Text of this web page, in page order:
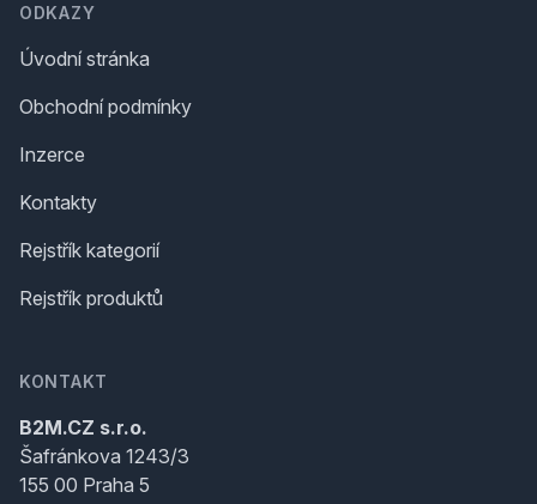
ODKAZY
Úvodní stránka
Obchodní podmínky
Inzerce
Kontakty
Rejstřík kategorií
Rejstřík produktů
KONTAKT
B2M.CZ s.r.o.
Šafránkova 1243/3
155 00 Praha 5